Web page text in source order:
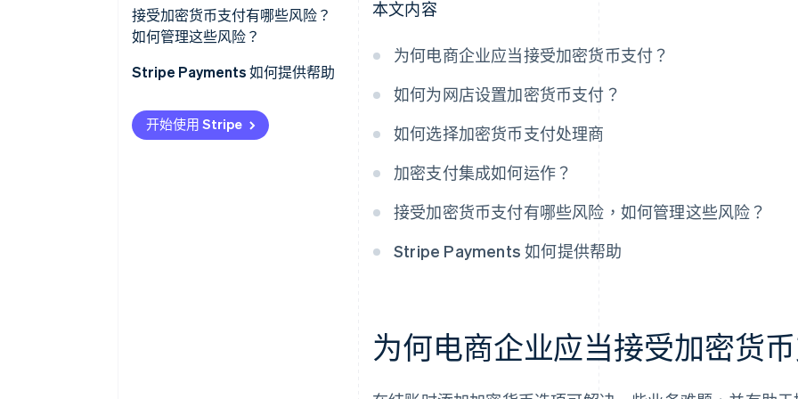
创建您的账户
按需启用钱包
启动和推广
接受加密货币支付有哪些风险？
如何管理这些风险？
价格波动
不可逆的交易
合规与监管
Stripe Payments 如何提供帮助
开始使用 Stripe
本文内容
为何电商企业应当接受加密货币支付？
如何为网店设置加密货币支付？
如何选择加密货币支付处理商
加密支付集成如何运作？
接受加密货币支付有哪些风险，如何管理这些风险？
Stripe Payments 如何提供帮助
为何电商企业应当接受加密货